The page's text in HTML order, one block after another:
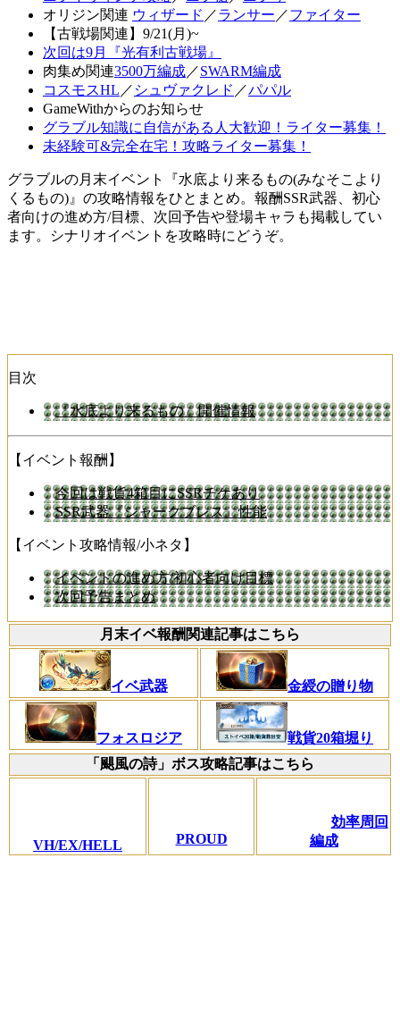
オリジン関連 ウィザード ／ランサー ／ファイター
【古戦場関連】9/21(月)~
次回は9月『光有利古戦場』
肉集め関連3500万編成／SWARM編成
コスモスHL ／ シュヴァクレド ／パパル
GameWithからのお知らせ
グラブル知識に自信がある人大歓迎！ライター募集！
未経験可&完全在宅！攻略ライター募集！
グラブルの月末イベント『水底より来るもの(みなそこより
くるもの)』の攻略情報をひとまとめ。報酬SSR武器、初心
者向けの進め方/目標、次回予告や登場キャラも掲載してい
ます。シナリオイベントを攻略時にどうぞ。
目次
『水底より来るもの』開催情報
【イベント報酬】
今回は戦貨4箱目にSSRチケあり
SSR武器『シャークブレス』性能
【イベント攻略情報/小ネタ】
イベントの進め方/初心者向け目標
次回予告まとめ
月末イベ報酬関連記事はこちら
イベ武器 金綬の贈り物
フォスロジア
戦貨20箱堀り
「颶風の詩」ボス攻略記事はこちら
VH/EX/HELL PROUD
効率周回
編成